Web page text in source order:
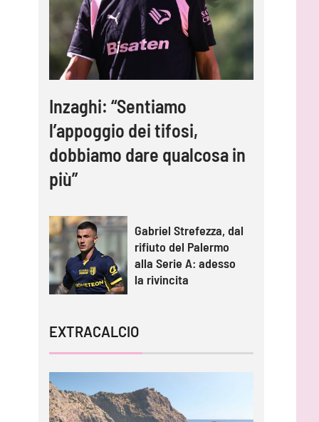
Inzaghi: “Sentiamo
l’appoggio dei tifosi,
dobbiamo dare qualcosa in
più”
Gabriel Strefezza, dal
rifiuto del Palermo
alla Serie A: adesso
la rivincita
EXTRACALCIO